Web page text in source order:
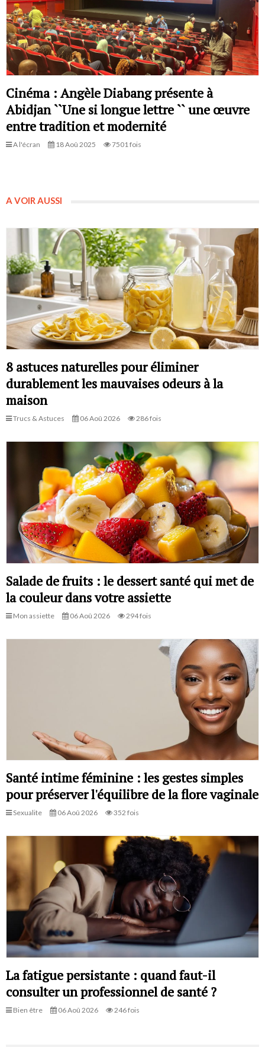
Cinéma : Angèle Diabang présente à
Abidjan ``Une si longue lettre `` une œuvre
entre tradition et modernité
A l'écran 18 Aoû 2025 7501 fois
A VOIR AUSSI
8 astuces naturelles pour éliminer
durablement les mauvaises odeurs à la
maison
Trucs & Astuces 06 Aoû 2026 286 fois
Salade de fruits : le dessert santé qui met de
la couleur dans votre assiette
Mon assiette 06 Aoû 2026 294 fois
Santé intime féminine : les gestes simples
pour préserver l'équilibre de la flore vaginale
Sexualite 06 Aoû 2026 352 fois
La fatigue persistante : quand faut-il
consulter un professionnel de santé ?
Bien être 06 Aoû 2026 246 fois